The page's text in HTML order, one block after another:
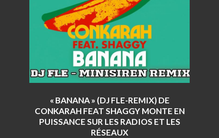
« BANANA » (DJ FLE-REMIX) DE
CONKARAH FEAT SHAGGY MONTE EN
PUISSANCE SUR LES RADIOS ET LES
RÉSEAUX